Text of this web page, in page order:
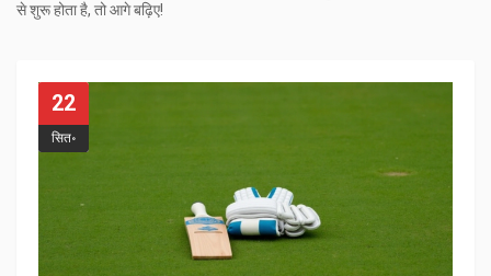
से शुरू होता है, तो आगे बढ़िए!
22
सित॰